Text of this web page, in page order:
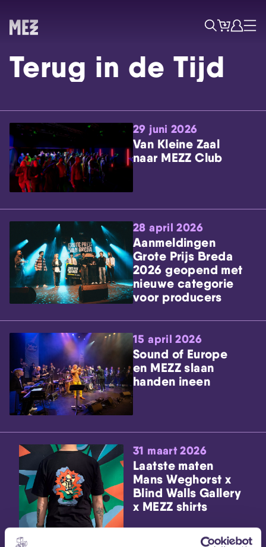
Skip navigatie
ZoekTicketsAccount
Menu
Terug in de Tijd
29 juni 2026
Van Kleine Zaal
naar MEZZ Club
28 april 2026
Aanmeldingen
Grote Prijs Breda
2026 geopend met
nieuwe categorie
voor producers
15 april 2026
Sound of Europe
en MEZZ slaan
handen ineen
31 maart 2026
Laatste maten
Mans Weghorst x
Blind Walls Gallery
x MEZZ shirts